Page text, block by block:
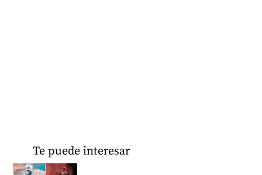
Te puede interesar